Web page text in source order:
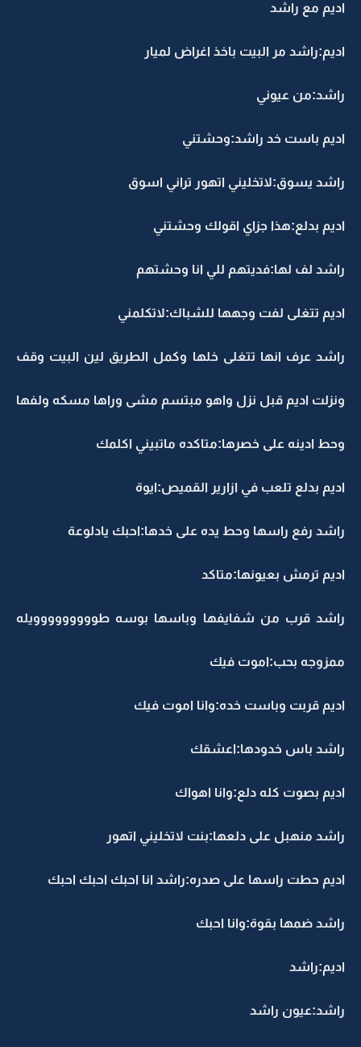
اديم مع راشد
اديم:راشد مر البيت باخذ اغراض لميار
راشد:من عيوني
اديم باست خد راشد:وحشتني
راشد يسوق:لاتخليني اتهور تراني اسوق
اديم بدلع:هذا جزاي اقولك وحشتني
راشد لف لها:فديتهم للي انا وحشتهم
اديم تتغلى لفت وجهها للشباك:لاتكلمني
راشد عرف انها تتغلى خلها وكمل الطريق لين البيت وقف
ونزلت اديم قبل نزل واهو مبتسم مشى وراها مسكه ولفها
وحط ادينه على خصرها:متاكده ماتبيني اكلمك
اديم بدلع تلعب في ازارير القميص:ايوة
راشد رفع راسها وحط يده على خدها:احبك يادلوعة
اديم ترمش بعيونها:متاكد
راشد قرب من شفايفها وباسها بوسه طووووووووويله
ممزوجه بحب:اموت فيك
اديم قربت وباست خده:وانا اموت فيك
راشد باس خدودها:اعشقك
اديم بصوت كله دلع:وانا اهواك
راشد منهبل على دلعها:بنت لاتخليني اتهور
اديم حطت راسها على صدره:راشد انا احبك احبك احبك
راشد ضمها بقوة:وانا احبك
اديم:راشد
راشد:عيون راشد